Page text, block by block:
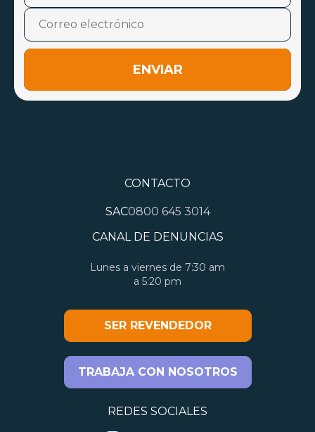
ENVIAR
CONTACTO
SAC0800 645 3014
CANAL DE DENUNCIAS
Lunes a viernes de 7:30 am
a 5:20 pm
SER REVENDEDOR
TRABAJA CON NOSOTROS
REDES SOCIALES